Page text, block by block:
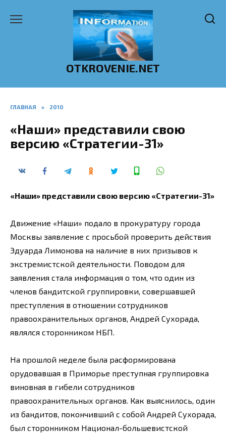
OTKROVENIE.NET
ГЛАВНАЯ » 2010
«Наши» представили свою
версию «Стратегии-31»
«Наши» представили свою версию «Стратегии-31»
Движение «Наши» подало в прокуратуру города
Москвы заявление с просьбой проверить действия
Эдуарда Лимонова на наличие в них призывов к
экстремистской деятельности. Поводом для
заявления стала информация о том, что один из
членов бандитской группировки, совершавшей
преступления в отношении сотрудников
правоохранительных органов, Андрей Сухорада,
являлся сторонником НБП.
На прошлой неделе была расформирована
орудовавшая в Приморье преступная группировка
виновная в гибели сотрудников
правоохранительных органов. Как выяснилось, один
из бандитов, покончивший с собой Андрей Сухорада,
был сторонником Национал-большевистской